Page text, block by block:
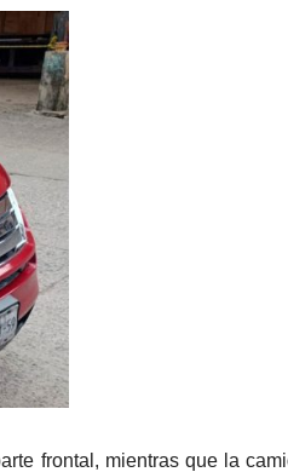
frontal, mientras que la